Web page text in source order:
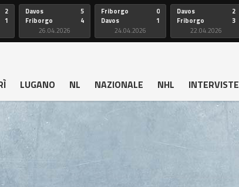
2
1
Davos
Friborgo
5
4
26.04.2026
Friborgo
Davos
0
1
24.04.2026
Davos
Friborgo
2
3
22.04.2026
LUGANO NL NAZIONALE NHL INTERVISTE